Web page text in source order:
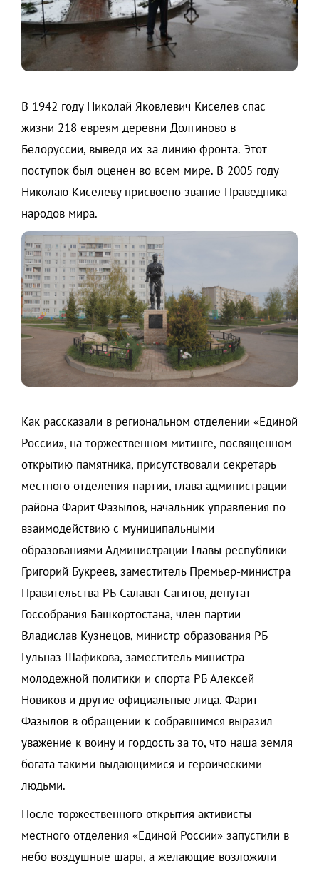
В 1942 году Николай Яковлевич Киселев спас
жизни 218 евреям деревни Долгиново в
Белоруссии, выведя их за линию фронта. Этот
поступок был оценен во всем мире. В 2005 году
Николаю Киселеву присвоено звание Праведника
народов мира.
Как рассказали в региональном отделении «Единой
России», на торжественном митинге, посвященном
открытию памятника, присутствовали секретарь
местного отделения партии, глава администрации
района Фарит Фазылов, начальник управления по
взаимодействию с муниципальными
образованиями Администрации Главы республики
Григорий Букреев, заместитель Премьер-министра
Правительства РБ Салават Сагитов, депутат
Госсобрания Башкортостана, член партии
Владислав Кузнецов, министр образования РБ
Гульназ Шафикова, заместитель министра
молодежной политики и спорта РБ Алексей
Новиков и другие официальные лица. Фарит
Фазылов в обращении к собравшимся выразил
уважение к воину и гордость за то, что наша земля
богата такими выдающимися и героическими
людьми.
После торжественного открытия активисты
местного отделения «Единой России» запустили в
небо воздушные шары, а желающие возложили